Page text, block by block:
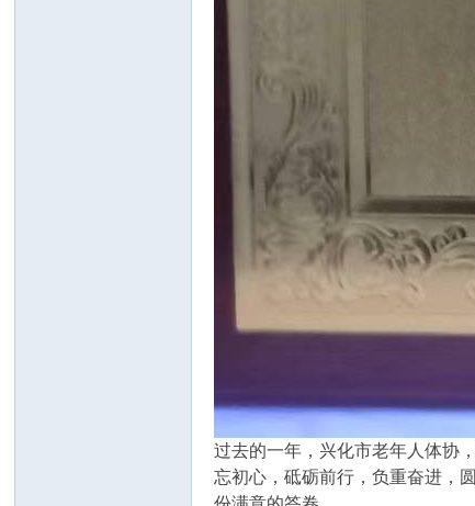
过去的一年，兴化市老年人体协
忘初心，砥砺前行，负重奋进，